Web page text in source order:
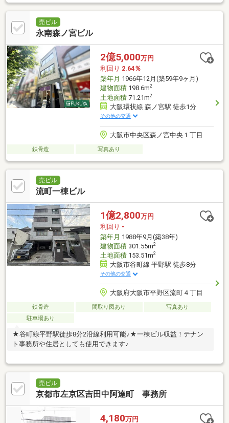
売ビル
永南森ノ宮ビル
2億5,000万円
利回り 2.64％
築年月 1966年12月(築59年9ヶ月)
建物面積198.6m2
土地面積71.21m2
大阪環状線 森ノ宮駅 徒歩1分
その他の交通
大阪市中央区森ノ宮中央１丁目
鉄骨造 写真あり
売ビル
流町一棟ビル
1億2,800万円
利回り -
築年月 1988年9月(築38年)
建物面積301.55m2
土地面積153.51m2
大阪市谷町線 平野駅 徒歩8分
その他の交通
大阪府大阪市平野区流町４丁目
鉄骨造 間取り図あり
写真あり
駐車場あり
★谷町線平野駅徒歩8分2沿線利用可能♪★一棟ビル収益！テナン
ト事務所や住居としても使用できます♪
売ビル
京都市左京区吉田中阿達町 事務所
4,180万円